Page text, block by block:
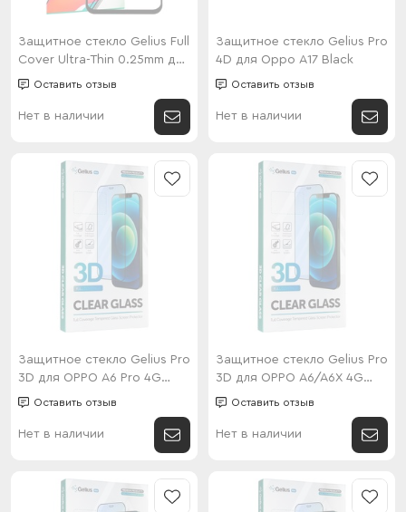
Защитное стекло Gelius Full
Cover Ultra-Thin 0.25mm для
Oppo Reno 8T Black
Оставить отзыв
Нет в наличии
Защитное стекло Gelius Pro
4D для Oppo A17 Black
Оставить отзыв
Нет в наличии
Защитное стекло Gelius Pro
3D для OPPO A6 Pro 4G
Black
Оставить отзыв
Нет в наличии
Защитное стекло Gelius Pro
3D для OPPO A6/A6X 4G
Black
Оставить отзыв
Нет в наличии